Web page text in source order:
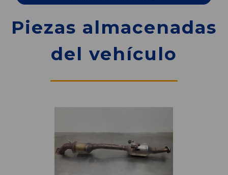
Piezas almacenadas
del vehículo